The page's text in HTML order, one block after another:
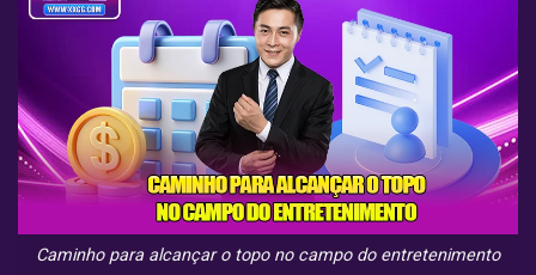
Caminho para alcançar o topo no campo do entretenimento